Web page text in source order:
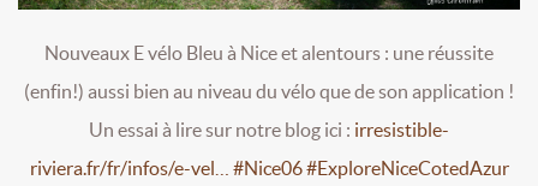
Nouveaux E vélo Bleu à Nice et alentours : une réussite
(enfin!) aussi bien au niveau du vélo que de son application !
Un essai à lire sur notre blog ici : irresistible-
riviera.fr/fr/infos/e-vel…
#Nice06#ExploreNiceCotedAzur